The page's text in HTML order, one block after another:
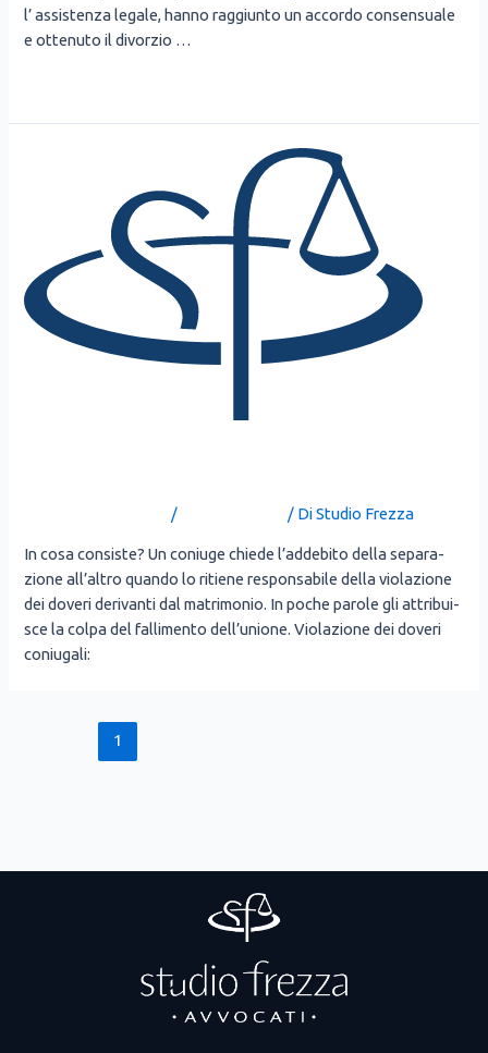
l’ assi­sten­za lega­le, han­no rag­giun­to un accor­do con­sen­sua­le
e otte­nu­to il divor­zio …
/ / DiStudio Frezza
In cosa con­si­ste? Un coniu­ge chie­de l’addebito del­la sepa­ra­
zio­ne all’altro quan­do lo ritie­ne respon­sa­bi­le del­la vio­la­zio­ne
dei dove­ri deri­van­ti dal matri­mo­nio. In poche paro­le gli attri­bui­
sce la col­pa del fal­li­men­to del­l’u­nio­ne. Vio­la­zio­ne dei dove­ri
coniu­ga­li:
1